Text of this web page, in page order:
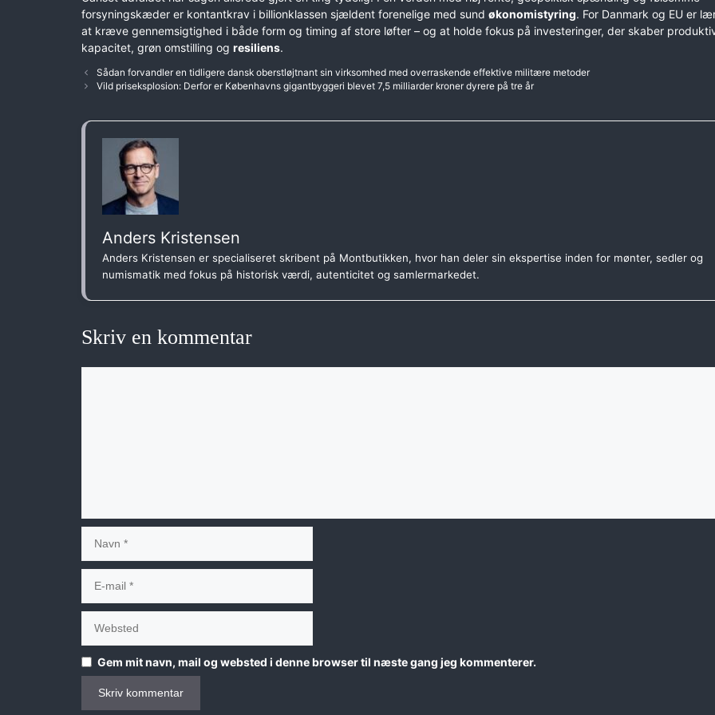
forsyningskæder er kontantkrav i billionklassen sjældent forenelige med sund økonomistyring. For Danmark og EU er
at kræve gennemsigtighed i både form og timing af store løfter – og at holde fokus på investeringer, der skaber
kapacitet, grøn omstilling og resiliens.
Sådan forvandler en tidligere dansk oberstløjtnant sin virksomhed med overraskende effektive militære metoder
Vild priseksplosion: Derfor er Københavns gigantbyggeri blevet 7,5 milliarder kroner dyrere på tre år
Anders Kristensen
Anders Kristensen er specialiseret skribent på Montbutikken, hvor han deler sin ekspertise inden for mønter, sedler og
numismatik med fokus på historisk værdi, autenticitet og samlermarkedet.
Skriv en kommentar
mail
Gem mit navn, mail og websted i denne browser til næste gang jeg kommenterer.